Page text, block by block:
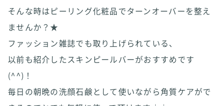
そんな時はピーリング化粧品でターンオーバーを整え
ませんか？★
ファッション雑誌でも取り上げられている、
以前も紹介したスキンピールバーがおすすめです
(^^)！
毎日の朝晩の洗顔石鹸として使いながら角質ケアがで